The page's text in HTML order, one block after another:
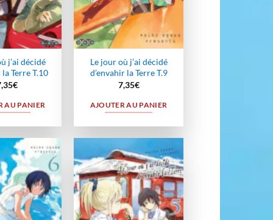
j’ai décidé
la Terre T.10
€
AU PANIER
Le jour où j’ai décidé
d’envahir la Terre T.9
7,35€
AJOUTER AU PANIER
Ajouter
à la
wishlist
Ajouter
à la
wishlist